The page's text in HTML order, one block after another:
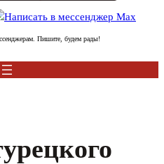
Пишите, будем рады!